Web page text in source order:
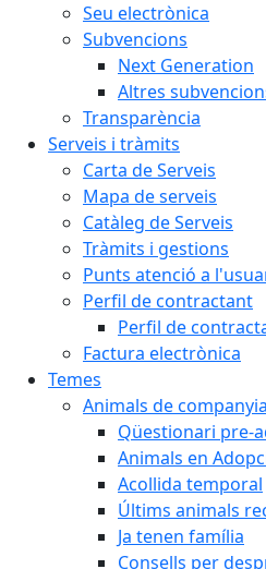
Seu electrònica
Subvencions
Next Generation
Altres
Transparència
Serveis i tràmits
Carta de Serveis
Mapa de serveis
Catàleg de Serveis
Tràmits i gestions
Punts atenció a
Perfil de contractant
Perfil de
Factura electrònica
Temes
Animals de companyia
Qüestionari pre-
Animals en
Acollida temporal
Últims animals
Ja tenen família
Consells per